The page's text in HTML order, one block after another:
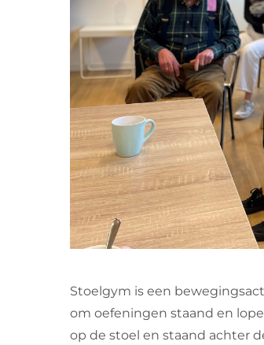
Stoelgym is een
om oefeningen staand en
op de stoel en staand achter